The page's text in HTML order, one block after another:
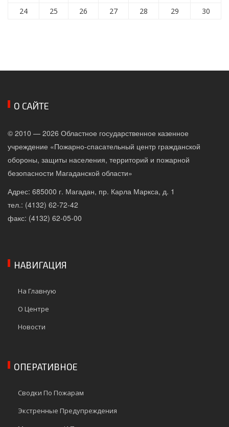
24
25 26 27 28 29 30
О САЙТЕ
© 2010 — 2026 Областное государственное казенное
учреждение «Пожарно-спасательный центр гражданской
обороны, защиты населения, территорий и пожарной
безопасности Магаданской области»
Адрес: 685000 г. Магадан, пр. Карла Маркса, д. 1
тел.: (4132) 62-72-42
факс: (4132) 62-05-00
НАВИГАЦИЯ
На Главную
О Центре
Новости
ОПЕРАТИВНОЕ
Сводки По Пожарам
Экстренные Предупреждения